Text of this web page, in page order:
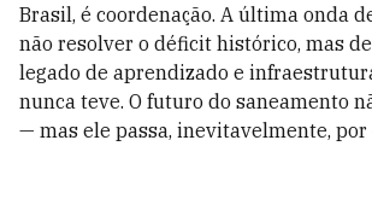
Brasil, é coordenação. A última onda
não resolver o déficit histórico, mas
legado de aprendizado e
nunca teve. O futuro do saneamento
— mas ele passa, inevitavelmente, por